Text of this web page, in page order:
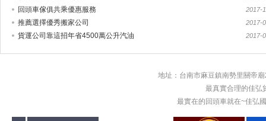
2017-
回頭車傢俱共乘優惠服務
2017-
推薦選擇優秀搬家公司
2017-
貨運公司靠這招年省4500萬公升汽油
地址：台南市麻豆鎮南勢里關帝
最真實合理的佳弘
最實在的回頭車就在~佳弘